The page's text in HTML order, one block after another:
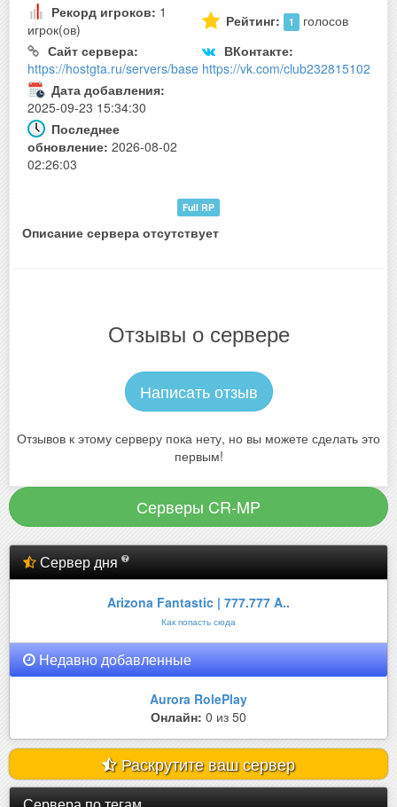
Рекорд игроков: 1
игрок(ов)
Рейтинг: 1
голосов
Сайт сервера:
https://hostgta.ru/servers/base
ВКонтакте:
https://vk.com/club232815102
Дата добавления:
2025-09-23 15:34:30
Последнее
обновление: 2026-08-02
02:26:03
Full RP
Описание сервера отсутствует
Отзывы о сервере
Написать отзыв
Отзывов к этому серверу пока нету, но вы можете сделать это
первым!
Серверы CR-MP
Сервер дня
Arizona Fantastic | 777.777 A..
Как попасть сюда
Недавно добавленные
Aurora RolePlay
Онлайн: 0 из 50
Раскрутите ваш сервер